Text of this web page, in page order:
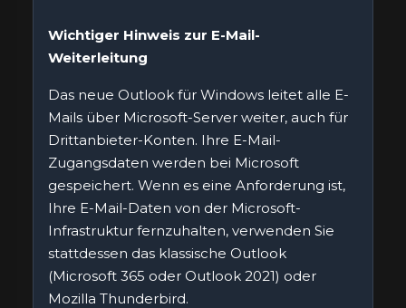
Wichtiger Hinweis zur E-Mail-
Weiterleitung
Das neue Outlook für Windows leitet alle E-
Mails über Microsoft-Server weiter, auch für
Drittanbieter-Konten. Ihre E-Mail-
Zugangsdaten werden bei Microsoft
gespeichert. Wenn es eine Anforderung ist,
Ihre E-Mail-Daten von der Microsoft-
Infrastruktur fernzuhalten, verwenden Sie
stattdessen das klassische Outlook
(Microsoft 365 oder Outlook 2021) oder
Mozilla Thunderbird.